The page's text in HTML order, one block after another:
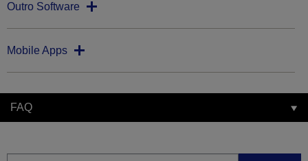
Outro Software
Mobile Apps
FAQ